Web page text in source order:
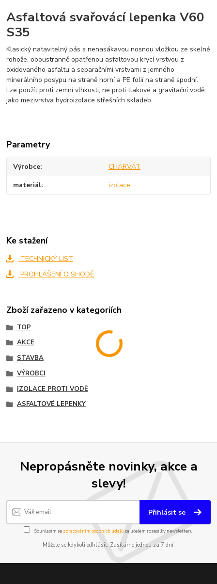
Asfaltová svařovácí lepenka V60
S35
Klasický natavitelný pás s nenasákavou nosnou vložkou ze skelné
rohože, oboustranně opatřenou asfaltovou krycí vrstvou z
oxidovaného asfaltu a separačními vrstvami z jemného
minerálního posypu na straně horní a PE folií na straně spodní.
Lze použít proti zemní vlhkosti, ne proti tlakové a gravitační vodě,
jako mezivrstva hydroizolace střešních skladeb.
Parametry
Výrobce CHARVÁT
materiál izolace
Ke stažení
TECHNICKÝ LIST
PROHLÁŠENÍ O SHODĚ
Zboží zařazeno v kategoriích
TOP
AKCE
STAVBA
VÝROBCI
IZOLACE PROTI VODĚ
ASFALTOVÉ LEPENKY
Nepropásněte novinky, akce a
slevy!
Přihlásit se
Souhlasím se zpracováním osobních údajůza účelem rozesílky newsletteru.
Můžete se kdykoli odhlásit. Zasíláme jednou za 7 dní.